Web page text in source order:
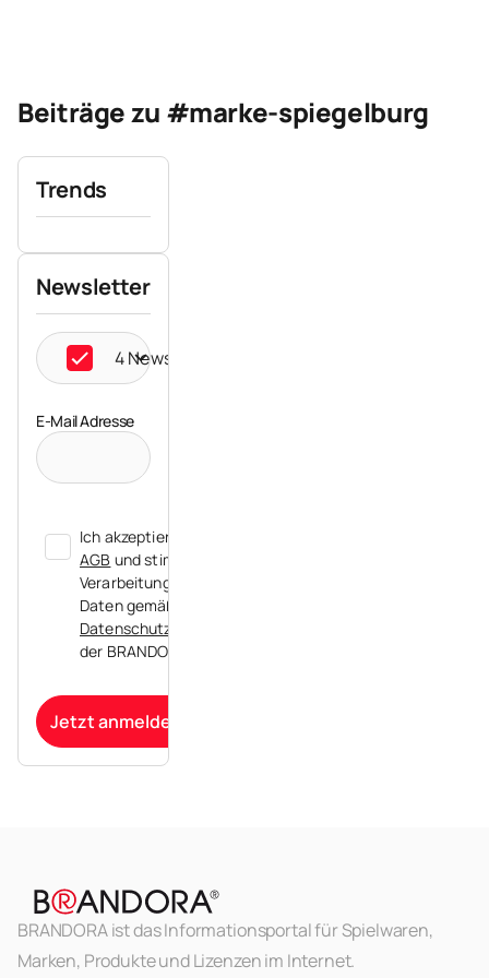
Beiträge zu #marke-spiegelburg
Trends
Newsletter
4 Newsletter ausgewählt
E-Mail Adresse
Ich akzeptiere die
AGB und stimme der
Verarbeitung meiner
Daten gemäß der
Datenschutzerklärung
der BRANDORA zu.
Jetzt anmelden
BRANDORA ist das Informationsportal für Spielwaren,
Marken, Produkte und Lizenzen im Internet.